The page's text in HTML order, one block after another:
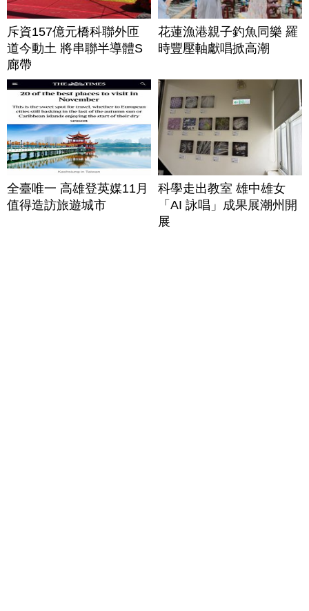
斥資157億元橋科聯外匝
道今動土 將串聯半導體S
廊帶
花蓮漁港親子釣魚同樂 羅
時豐壓軸獻唱掀高潮
全臺唯一 高雄登英媒11月
值得造訪旅遊城市
科學走出教室 雄中雄女
「AI 詠唱」成果展潮州開
展